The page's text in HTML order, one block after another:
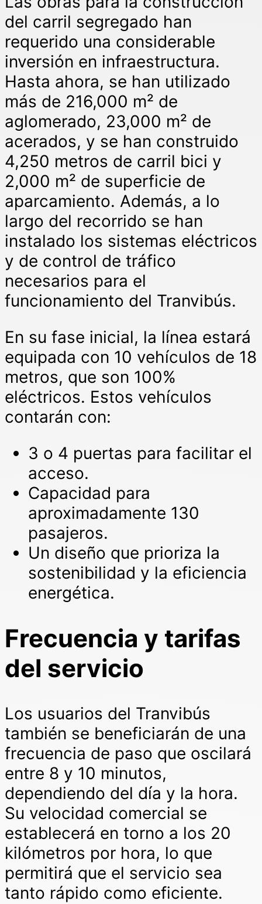
del carril segregado han
requerido una considerable
inversión en infraestructura.
Hasta ahora, se han utilizado
más de 216,000 m² de
aglomerado, 23,000 m² de
acerados, y se han construido
4,250 metros de carril bici y
2,000 m² de superficie de
aparcamiento. Además, a lo
largo del recorrido se han
instalado los sistemas eléctricos
y de control de tráfico
necesarios para el
funcionamiento del Tranvibús.
En su fase inicial, la línea estará
equipada con 10 vehículos de 18
metros, que son 100%
eléctricos. Estos vehículos
contarán con:
3 o 4 puertas para facilitar el
acceso.
Capacidad para
aproximadamente 130
pasajeros.
Un diseño que prioriza la
sostenibilidad y la eficiencia
energética.
Frecuencia y tarifas
del servicio
Los usuarios del Tranvibús
también se beneficiarán de una
frecuencia de paso que oscilará
entre 8 y 10 minutos,
dependiendo del día y la hora.
Su velocidad comercial se
establecerá en torno a los 20
kilómetros por hora, lo que
permitirá que el servicio sea
tanto rápido como eficiente.